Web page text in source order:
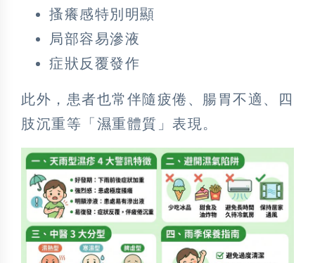
搔癢感特別明顯
局部容易滲液
症狀反覆發作
此外，患者也常伴隨疲倦、腸胃不適、四
肢沉重等「濕重體質」表現。